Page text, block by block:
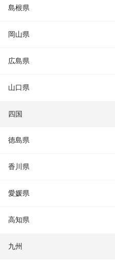
島根県
岡山県
広島県
山口県
四国
徳島県
香川県
愛媛県
高知県
九州